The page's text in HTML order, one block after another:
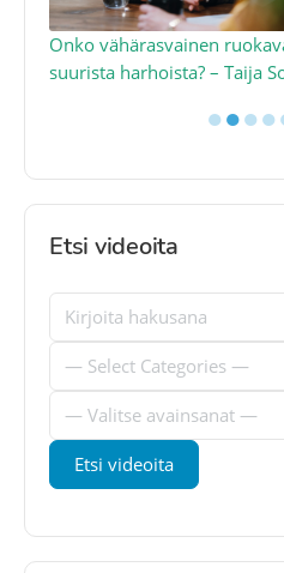
Onko vähärasvainen
suurista harhoista? – Taija
●●●●
Etsi videoita